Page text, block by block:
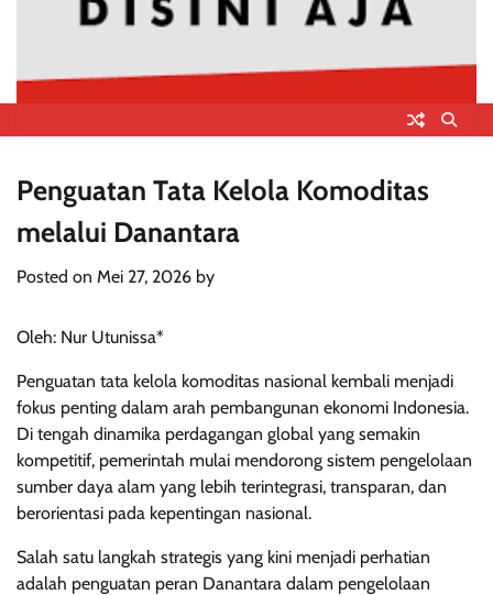
Penguatan Tata Kelola Komoditas
melalui Danantara
Posted on Mei 27, 2026 by
Oleh: Nur Utunissa*
Penguatan tata kelola komoditas nasional kembali menjadi
fokus penting dalam arah pembangunan ekonomi Indonesia.
Di tengah dinamika perdagangan global yang semakin
kompetitif, pemerintah mulai mendorong sistem pengelolaan
sumber daya alam yang lebih terintegrasi, transparan, dan
berorientasi pada kepentingan nasional.
Salah satu langkah strategis yang kini menjadi perhatian
adalah penguatan peran Danantara dalam pengelolaan